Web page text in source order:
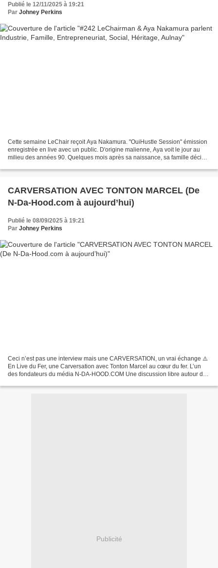
Publié le 12/11/2025 à 19:21
Par Johney Perkins
Cette semaine LeChair reçoit Aya Nakamura. "OuiHustle Session" émission
enregistrée en live avec un public. D'origine malienne, Aya voit le jour au
milieu des années 90. Quelques mois après sa naissance, sa famille décide
CARVERSATION AVEC TONTON MARCEL (De
N-Da-Hood.com à aujourd’hui)
Publié le 08/09/2025 à 19:21
Par Johney Perkins
Ceci n’est pas une interview mais une CARVERSATION, un vrai échange ⚠️
En Live du Fer, une Carversation avec Tonton Marcel au cœur du fer. L’un
des fondateurs du média N-DA-HOOD.COM Une discussion libre autour de
Publicité